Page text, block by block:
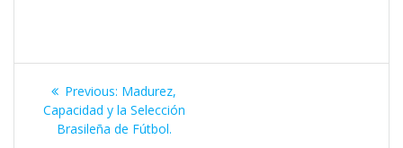
Navegación
de
Previous: Previous
post:
Madurez,
Capacidad y la Selección
Brasileña de Fútbol.